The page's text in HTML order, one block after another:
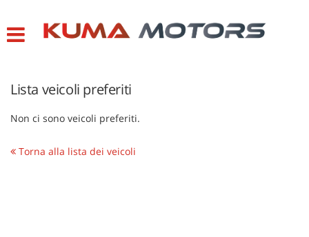
Lista veicoli preferiti
Non ci sono veicoli preferiti.
Torna alla lista dei veicoli